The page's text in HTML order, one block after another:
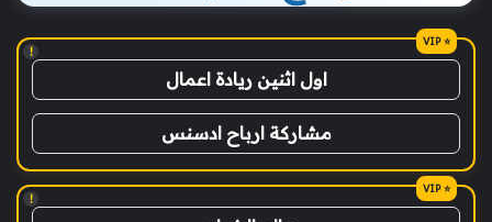
!
اول اثنين ريادة اعمال
مشاركة ارباح ادسنس
!